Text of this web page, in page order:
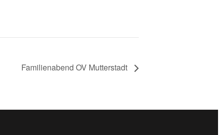
Familienabend OV Mutterstadt